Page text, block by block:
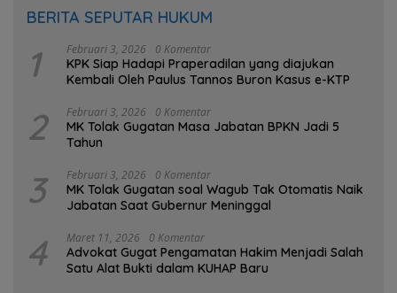
BERITA SEPUTAR HUKUM
1 Februari 3, 2026 0 Komentar
KPK Siap Hadapi Praperadilan yang diajukan
Kembali Oleh Paulus Tannos Buron Kasus e-KTP
2 Februari 3, 2026 0 Komentar
MK Tolak Gugatan Masa Jabatan BPKN Jadi 5
Tahun
3 Februari 3, 2026 0 Komentar
MK Tolak Gugatan soal Wagub Tak Otomatis Naik
Jabatan Saat Gubernur Meninggal
4 Maret 11, 2026 0 Komentar
Advokat Gugat Pengamatan Hakim Menjadi Salah
Satu Alat Bukti dalam KUHAP Baru